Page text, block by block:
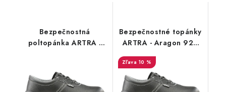
Bezpečnostná
poltopánka ARTRA -
Bezpečnostné topánky
ARTRA - Aragon 920
cena
10 %